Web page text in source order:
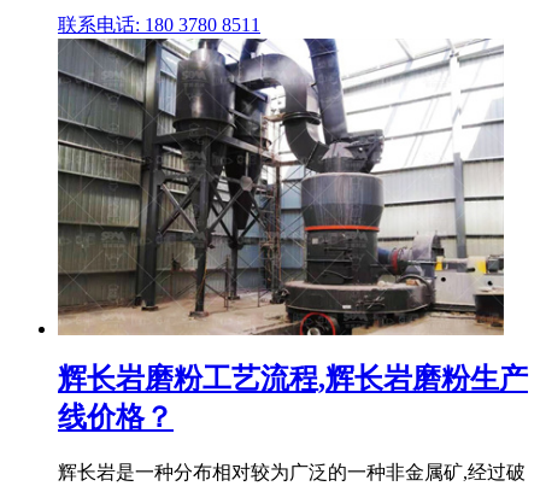
联系电话: 180 3780 8511
辉长岩磨粉工艺流程,辉长岩磨粉生产
线价格？
辉长岩是一种分布相对较为广泛的一种非金属矿,经过破